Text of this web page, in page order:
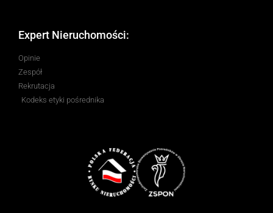
Expert Nieruchomości:
Opinie
Zespół
Rekrutacja
Kodeks etyki pośrednika